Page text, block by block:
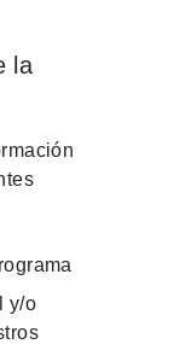
la
y/o